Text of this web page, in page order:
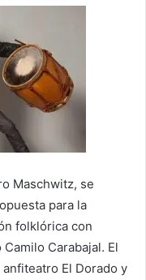
Maschwitz, se
para la
folklórica con
Carabajal. El
El Dorado y